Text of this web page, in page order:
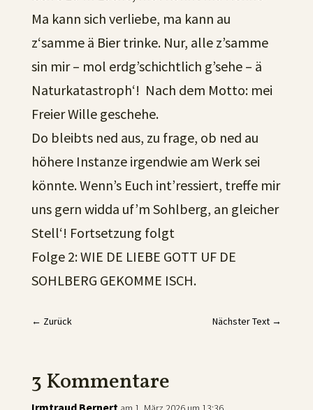
Ma kann sich verliebe, ma kann au
z‘samme ä Bier trinke. Nur, alle z’samme
sin mir – mol erdg’schichtlich g’sehe – ä
Naturkatastroph‘! Nach dem Motto: mei
Freier Wille geschehe.
Do bleibts ned aus, zu frage, ob ned au
höhere Instanze irgendwie am Werk sei
könnte. Wenn’s Euch int’ressiert, treffe mir
uns gern widda uf’m Sohlberg, an gleicher
Stell‘! Fortsetzung folgt
Folge 2: WIE DE LIEBE GOTT UF DE
SOHLBERG GEKOMME ISCH.
← Zurück Nächster Text →
3 Kommentare
Irmtraud Bernert